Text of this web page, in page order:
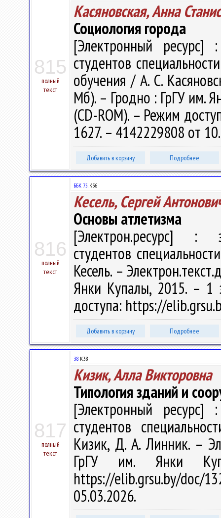
815
полный
текст
Касяновская, Анна
Социология города
[Электронный ресурс]
студентов
обучения / А. С.
Мб). – Гродно : ГрГУ им.
(CD-ROM). – Режим
1627. – 4142229808 от
Добавить в корзину Подробнее
816
полный
текст
ББК 75.К36
Кесель, Сергей
Основы атлетизма
[Электрон.ресурс] :
студентов
Кесель. –
Янки Купалы, 2015. – 1
доступа: https://
Добавить в корзину Подробнее
817
полный
текст
38 К38
Кизик, Алла Викторовна
Типология зданий и
[Электронный ресурс]
студентов
Кизик, Д. А. Линник. –
ГрГУ им. Янки
https://elib.grsu.by/doc/
05.03.2026.